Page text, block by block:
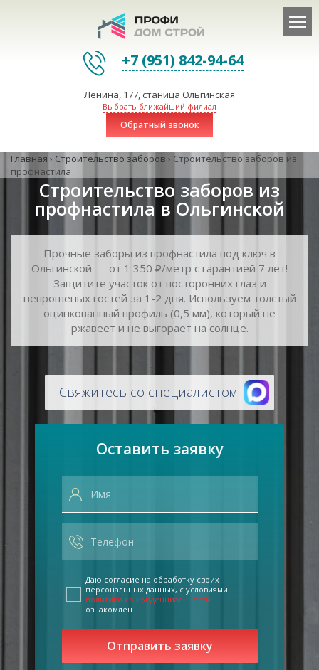
+7 (951) 842-94-64
Ленина, 177, станица Ольгинская
Выбрать ближайший филиал
Обратный звонок
Главная › Строительство заборов › Строительство заборов из
профнастила
Строительство заборов из
профнастила в Ольгинской
Прочные заборы из профнастила под ключ в
Ольгинской — от 1 350 ₽/метр с гарантией 7 лет!
Защитите участок от посторонних глаз и
непрошеных гостей за 1-2 дня. Используем толстый
оцинкованный профиль (0,5 мм), который не
ржавеет и не выгорает на солнце.
Свяжитесь со специалистом
Оставить заявку
Даю согласие на обработку своих
персональных данных, с условиями
политики конфиденциальности
ознакомлен